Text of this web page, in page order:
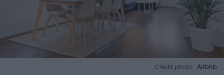
Crédit photo : Airbnb